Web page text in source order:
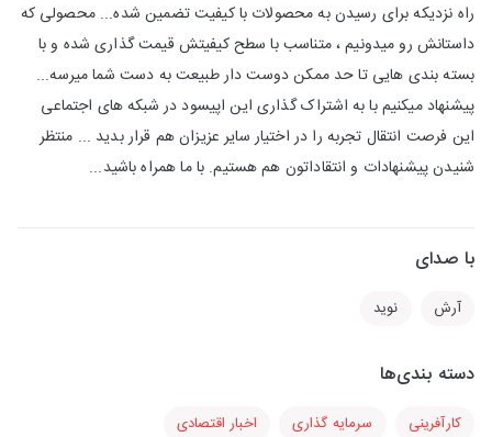
راه نزدیکه برای رسیدن به محصولات با کیفیت تضمین ‌شده... محصولی که
داستانش رو میدونیم ، متناسب با سطح کیفیتش قیمت گذاری شده و با
بسته بندی‎ هایی تا حد ممکن دوست دار طبیعت به دست شما میرسه...
پیشنهاد میکنیم با به اشتراک گذاری این اپیسود در شبکه های اجتماعی
این فرصت انتقال تجربه را در اختیار سایر عزیزان هم قرار بدید ... منتظر
شنیدن پیشنهادات و انتقاداتون هم هستیم. با ما همراه باشید...
با صدای
آرش نوید
دسته بندی‌ها
کارآفرینی سرمایه گذاری اخبار اقتصادی